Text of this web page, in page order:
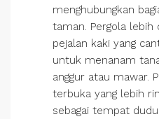
menghubungkan
taman. Pergola
pejalan kaki yang
untuk menanam
anggur atau mawar.
terbuka yang lebih
sebagai tempat